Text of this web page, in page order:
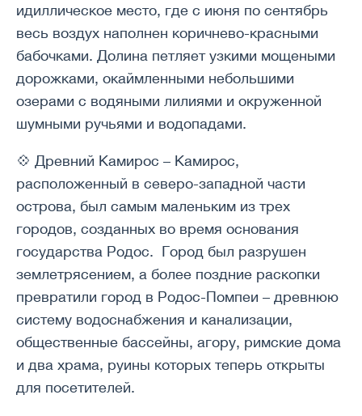
идиллическое место, где с июня по сентябрь
весь воздух наполнен коричнево-красными
бабочками. Долина петляет узкими мощеными
дорожками, окаймленными небольшими
озерами с водяными лилиями и окруженной
шумными ручьями и водопадами.
💠 Древний Камирос – Камирос,
расположенный в северо-западной части
острова, был самым маленьким из трех
городов, созданных во время основания
государства Родос. Город был разрушен
землетрясением, а более поздние раскопки
превратили город в Родос-Помпеи – древнюю
систему водоснабжения и канализации,
общественные бассейны, агору, римские дома
и два храма, руины которых теперь открыты
для посетителей.